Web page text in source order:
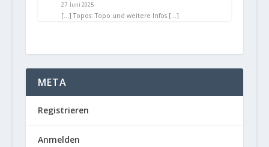
27. Juni 2025
[…] Topos: Topo und weitere Infos […]
META
Registrieren
Anmelden